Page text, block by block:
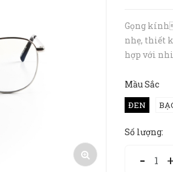
Gọng
nhẹ, thiết
hợp với
tới hotline
liệu hợp ...
Mầu Sắc
ĐEN
Số lượng:
- +